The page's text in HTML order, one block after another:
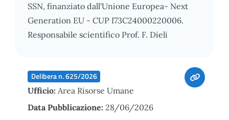
SSN, finanziato dall'Unione Europea- Next
Generation EU - CUP I73C24000220006.
Responsabile scientifico Prof. F. Dieli
Delibera n. 625/2026
Ufficio: Area Risorse Umane
Data Pubblicazione: 28/06/2026